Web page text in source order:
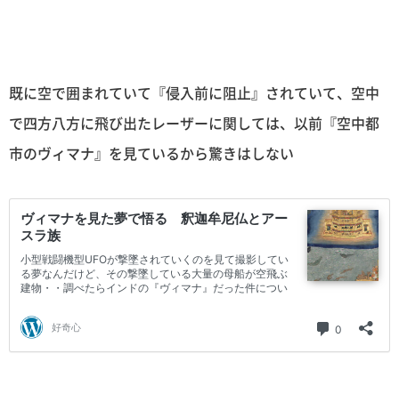
既に空で囲まれていて『侵入前に阻止』されていて、空中
で四方八方に飛び出たレーザーに関しては、以前『空中都
市のヴィマナ』を見ているから驚きはしない